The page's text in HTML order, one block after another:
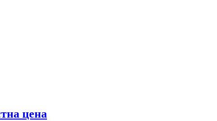
цена